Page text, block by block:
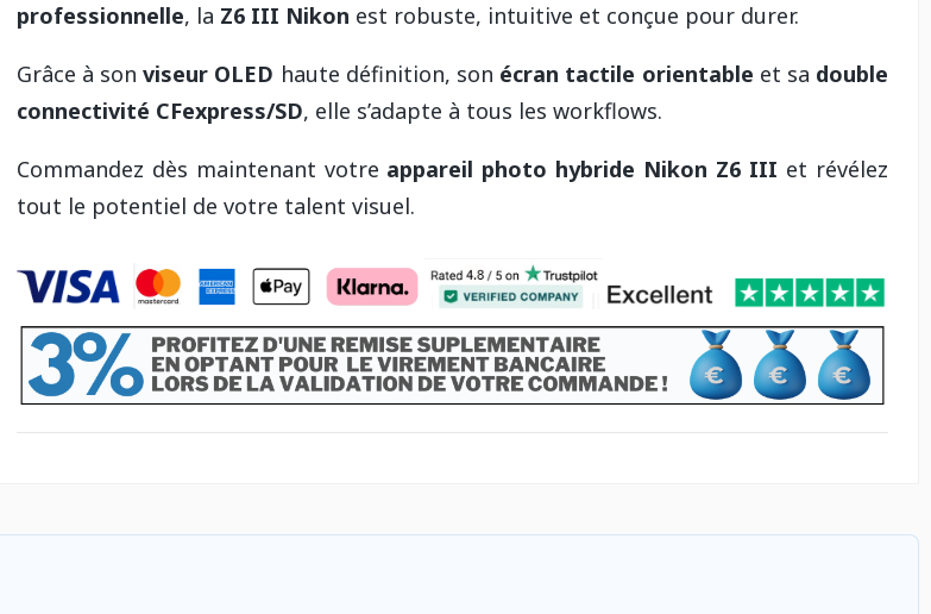
professionnelle, la Z6 III Nikon est robuste, intuitive et conçue pour durer.
Grâce à sonviseur OLED haute définition, son écran tactile orientable et sa double
connectivité CFexpress/SD, elle s’adapte à tous les workflows.
Commandez dès maintenant votre appareil photo hybride Nikon Z6 III et révélez
tout le potentiel de votre talent visuel.